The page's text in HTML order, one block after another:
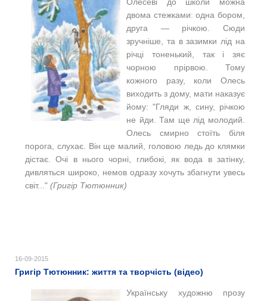
Олесеві до школи можна
двома стежками: одна бором,
друга — річкою. Сюди
зручніше, та в зазимки лід на
річці тоненький, так і зяє
чорною прірвою. Тому
кожного разу, коли Олесь
виходить з дому, мати наказує
йому: "Гляди ж, сину, річкою
не йди. Там ще лід молодий.
Олесь смирно стоїть біля
порога, слухає. Він ще малий, головою ледь до клямки
дістає. Очі в нього чорні, глибокі, як вода в затінку,
дивляться широко, немов одразу хочуть збагнути увесь
світ..." (Григір Тютюнник)
16-09-2015
Григір Тютюнник: життя та творчість (відео)
Українську художню прозу